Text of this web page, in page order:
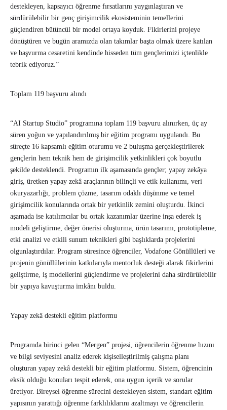
destekleyen, kapsayıcı öğrenme fırsatlarını yaygınlaştıran ve
sürdürülebilir bir genç girişimcilik ekosisteminin temellerini
güçlendiren bütüncül bir model ortaya koyduk. Fikirlerini projeye
dönüştüren ve bugün aramızda olan takımlar başta olmak üzere katılan
ve başvurma cesaretini kendinde hisseden tüm gençlerimizi içtenlikle
tebrik ediyoruz.”
Toplam 119 başvuru alındı
“AI Startup Studio” programına toplam 119 başvuru alınırken, üç ay
süren yoğun ve yapılandırılmış bir eğitim programı uygulandı. Bu
süreçte 16 kapsamlı eğitim oturumu ve 2 buluşma gerçekleştirilerek
gençlerin hem teknik hem de girişimcilik yetkinlikleri çok boyutlu
şekilde desteklendi. Programın ilk aşamasında gençler; yapay zekâya
giriş, üretken yapay zekâ araçlarının bilinçli ve etik kullanımı, veri
okuryazarlığı, problem çözme, tasarım odaklı düşünme ve temel
girişimcilik konularında ortak bir yetkinlik zemini oluşturdu. İkinci
aşamada ise katılımcılar bu ortak kazanımlar üzerine inşa ederek iş
modeli geliştirme, değer önerisi oluşturma, ürün tasarımı, prototipleme,
etki analizi ve etkili sunum teknikleri gibi başlıklarda projelerini
olgunlaştırdılar. Program süresince öğrenciler, Vodafone Gönüllüleri ve
projenin gönüllülerinin katkılarıyla mentorluk desteği alarak fikirlerini
geliştirme, iş modellerini güçlendirme ve projelerini daha sürdürülebilir
bir yapıya kavuşturma imkânı buldu.
Yapay zekâ destekli eğitim platformu
Programda birinci gelen “Mergen” projesi, öğrencilerin öğrenme hızını
ve bilgi seviyesini analiz ederek kişiselleştirilmiş çalışma planı
oluşturan yapay zekâ destekli bir eğitim platformu. Sistem, öğrencinin
eksik olduğu konuları tespit ederek, ona uygun içerik ve sorular
üretiyor. Bireysel öğrenme sürecini destekleyen sistem, standart eğitim
yapısının yarattığı öğrenme farklılıklarını azaltmayı ve öğrencilerin